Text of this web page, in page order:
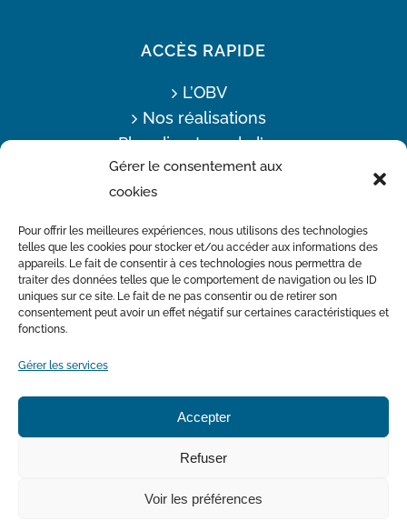
Gérer le consentement aux
cookies
Pour offrir les meilleures expériences, nous utilisons des technologies
telles que les cookies pour stocker et/ou accéder aux informations des
appareils. Le fait de consentir à ces technologies nous permettra de
traiter des données telles que le comportement de navigation ou les ID
uniques sur ce site. Le fait de ne pas consentir ou de retirer son
consentement peut avoir un effet négatif sur certaines caractéristiques et
fonctions.
Gérer les services
Accepter
Refuser
Voir les préférences
ACCÈS RAPIDE
L’OBV
Nos réalisations
Plan directeur de l’eau
Offres d’emploi
Avec la participation financière du Ministère de l’Environnement
et de la Lutte contre les changements climatiques
Déclaration de confidentialité